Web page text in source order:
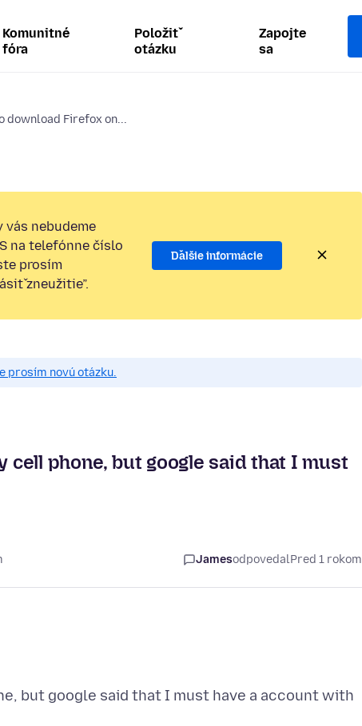
Komunitné
fóra
Položiť
otázku
Zapojte
sa
download Firefox on...
vás nebudeme
na telefónne číslo
prosím
zneužitie”.
Ďalšie informácie
prosím novú otázku.
phone, but google said that I must
JamesodpovedalPred 1 rokom
but google said that I must have a account with